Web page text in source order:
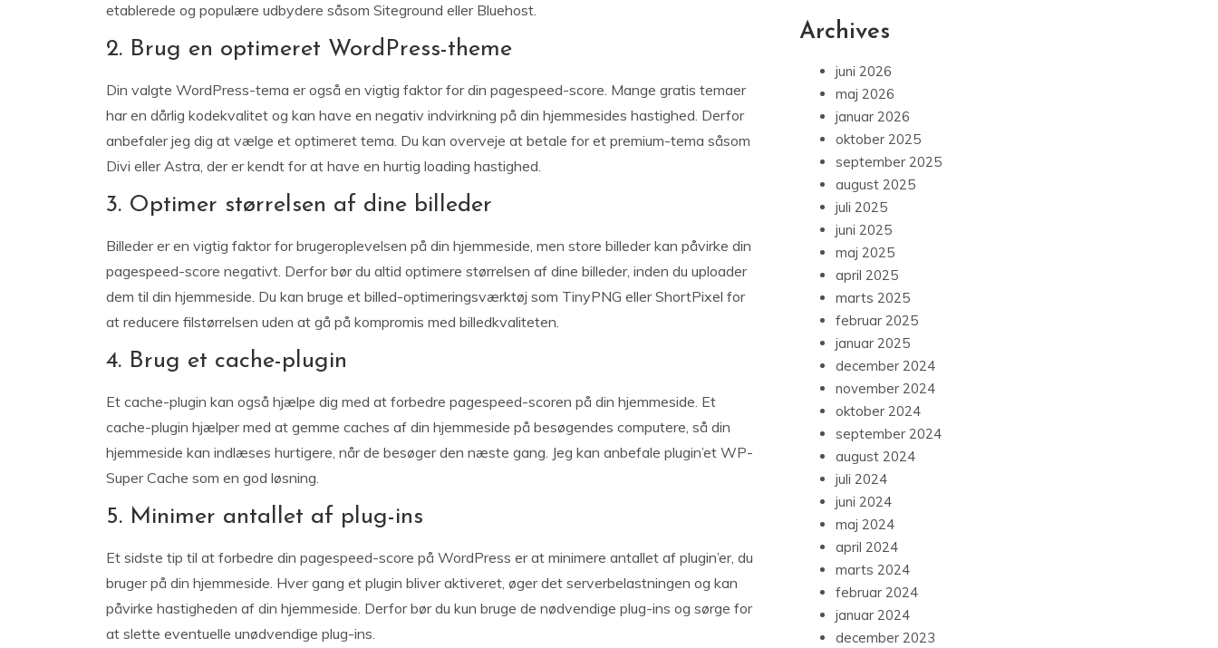
etablerede og populære udbydere såsom Siteground eller Bluehost.
2. Brug en optimeret WordPress-theme
Din valgte WordPress-tema er også en vigtig faktor for din pagespeed-score. Mange gratis temaer
har en dårlig kodekvalitet og kan have en negativ indvirkning på din hjemmesides hastighed. Derfor
anbefaler jeg dig at vælge et optimeret tema. Du kan overveje at betale for et premium-tema såsom
Divi eller Astra, der er kendt for at have en hurtig loading hastighed.
3. Optimer størrelsen af dine billeder
Billeder er en vigtig faktor for brugeroplevelsen på din hjemmeside, men store billeder kan påvirke din
pagespeed-score negativt. Derfor bør du altid optimere størrelsen af dine billeder, inden du uploader
dem til din hjemmeside. Du kan bruge et billed-optimeringsværktøj som TinyPNG eller ShortPixel for
at reducere filstørrelsen uden at gå på kompromis med billedkvaliteten.
4. Brug et cache-plugin
Et cache-plugin kan også hjælpe dig med at forbedre pagespeed-scoren på din hjemmeside. Et
cache-plugin hjælper med at gemme caches af din hjemmeside på besøgendes computere, så din
hjemmeside kan indlæses hurtigere, når de besøger den næste gang. Jeg kan anbefale plugin’et WP-
Super Cache som en god løsning.
5. Minimer antallet af plug-ins
Et sidste tip til at forbedre din pagespeed-score på WordPress er at minimere antallet af plugin’er, du
bruger på din hjemmeside. Hver gang et plugin bliver aktiveret, øger det serverbelastningen og kan
påvirke hastigheden af din hjemmeside. Derfor bør du kun bruge de nødvendige plug-ins og sørge for
at slette eventuelle unødvendige plug-ins.
Archives
juni 2026
maj 2026
januar 2026
oktober 2025
september 2025
august 2025
juli 2025
juni 2025
maj 2025
april 2025
marts 2025
februar 2025
januar 2025
december 2024
november 2024
oktober 2024
september 2024
august 2024
juli 2024
juni 2024
maj 2024
april 2024
marts 2024
februar 2024
januar 2024
december 2023